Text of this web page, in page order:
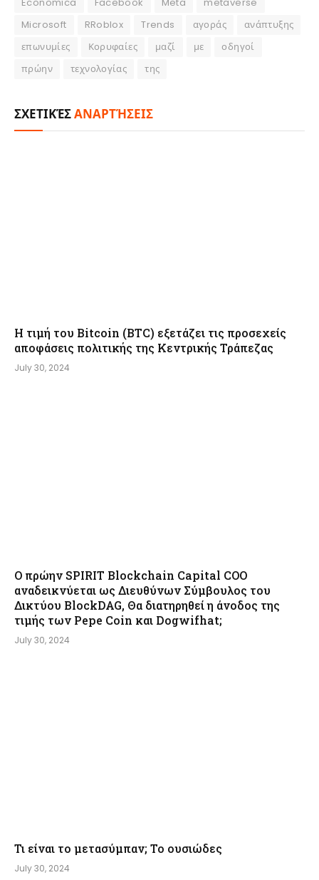
Economica Facebook Meta
metaverse
Microsoft
RRoblox Trends αγοράς
ανάπτυξης
επωνυμίες
Κορυφαίες μαζί με
οδηγοί
πρώην
τεχνολογίας της
ΣΧΕΤΙΚΈΣΑΝΑΡΤΉΣΕΙΣ
Η τιμή του Bitcoin (BTC) εξετάζει τις προσεχείς
αποφάσεις πολιτικής της Κεντρικής Τράπεζας
July 30, 2024
Ο πρώην SPIRIT Blockchain Capital COO
αναδεικνύεται ως Διευθύνων Σύμβουλος του
Δικτύου BlockDAG, Θα διατηρηθεί η άνοδος της
τιμής των Pepe Coin και Dogwifhat;
July 30, 2024
Τι είναι το μετασύμπαν; Το ουσιώδες
July 30, 2024